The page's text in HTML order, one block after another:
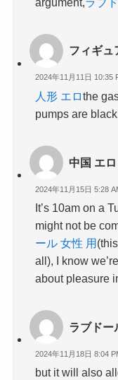
フィギュ
2024年11月11日 10:35
人形 エロthe
pumps are
中国 エロ
2024年11月15日 5:28
It’s 10am on a
might not be
ール 女性 用
all), I know
about pleasure
ラブドー
2024年11月18日 8:04
but it will also